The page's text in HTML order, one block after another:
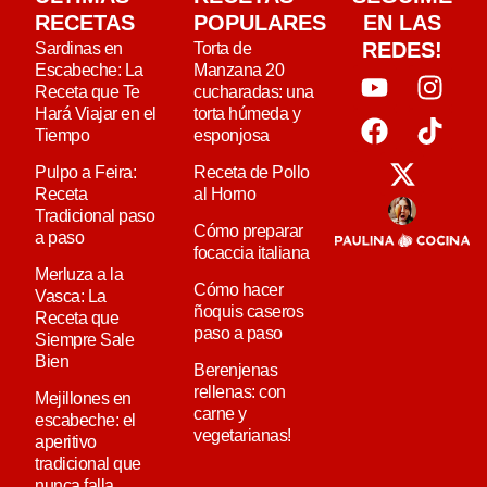
RECETAS
Sardinas en
Escabeche: La
Receta que Te
Hará Viajar en el
Tiempo
Pulpo a Feira:
Receta
Tradicional paso
a paso
Merluza a la
Vasca: La
Receta que
Siempre Sale
Bien
Mejillones en
escabeche: el
aperitivo
tradicional que
POPULARES
Torta de
Manzana 20
cucharadas: una
torta húmeda y
esponjosa
Receta de Pollo
al Horno
Cómo preparar
focaccia italiana
Cómo hacer
ñoquis caseros
paso a paso
Berenjenas
rellenas: con
carne y
vegetarianas!
EN LAS
REDES!